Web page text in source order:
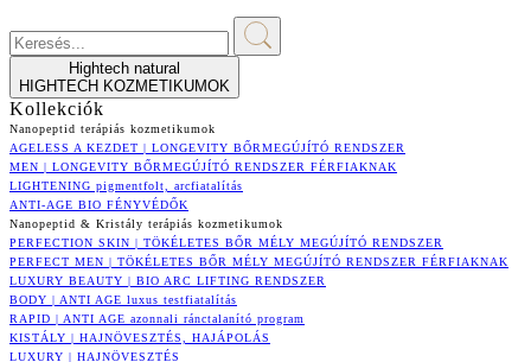
Hightech natural
HIGHTECH KOZMETIKUMOK
Kollekciók
Nanopeptid terápiás kozmetikumok
AGELESS A KEZDET | LONGEVITY BŐRMEGÚJÍTÓ RENDSZER
MEN | LONGEVITY BŐRMEGÚJÍTÓ RENDSZER FÉRFIAKNAK
LIGHTENING pigmentfolt, arcfiatalítás
ANTI-AGE BIO FÉNYVÉDŐK
Nanopeptid & Kristály terápiás kozmetikumok
PERFECTION SKIN | TÖKÉLETES BŐR MÉLY MEGÚJÍTÓ RENDSZER
PERFECT MEN | TÖKÉLETES BŐR MÉLY MEGÚJÍTÓ RENDSZER FÉRFIAKNAK
LUXURY BEAUTY | BIO ARC LIFTING RENDSZER
BODY | ANTI AGE luxus testfiatalítás
RAPID | ANTI AGE azonnali ránctalanító program
KISTÁLY | HAJNÖVESZTÉS, HAJÁPOLÁS
LUXURY | HAJNÖVESZTÉS